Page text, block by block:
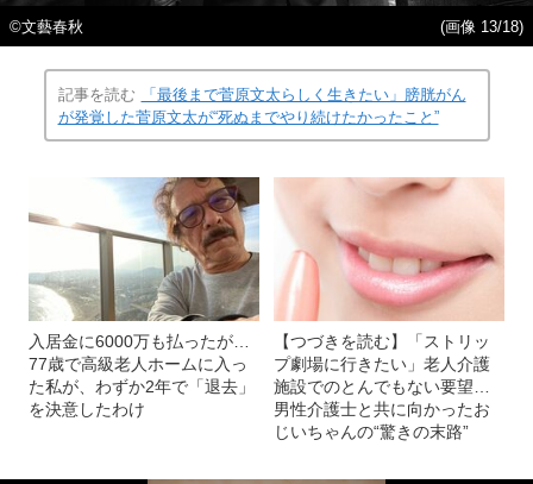
©文藝春秋 (画像 13/18)
記事を読む
「最後まで菅原文太らしく生きたい」膀胱がん
が発覚した菅原文太が“死ぬまでやり続けたかったこと”
入居金に6000万も払ったが…
77歳で高級老人ホームに入っ
た私が、わずか2年で「退去」
を決意したわけ
【つづきを読む】「ストリッ
プ劇場に行きたい」老人介護
施設でのとんでもない要望…
男性介護士と共に向かったお
じいちゃんの“驚きの末路”